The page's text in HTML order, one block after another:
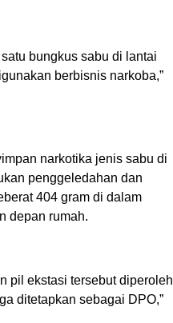
bungkus sabu di lantai
berbisnis narkoba,”
narkotika jenis sabu di
penggeledahan dan
404 gram di dalam
depan rumah.
pil ekstasi tersebut diperoleh
ditetapkan sebagai DPO,”